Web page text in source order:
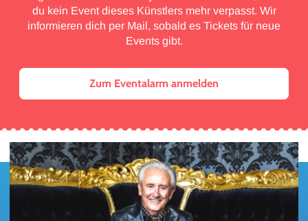
du kein Event dieses Künstlers mehr verpasst. Wir
informieren dich per Mail, sobald es Tickets für neue
Events gibt.
Zum Eventalarm anmelden